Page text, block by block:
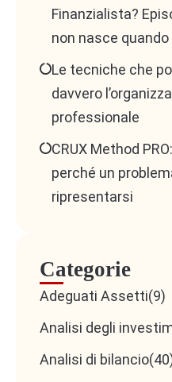
delle scritture
esercizio.
Fiscalità aggiornata
dirette e indirette,
sulle novità
Pratiche camerali
dimestichezza con
Infocamere,
consulenza
Saperleggere i
criticità e
Finanzialista?
non nasce
Le tecniche che
davvero
professionale
CRUX Method
perché un
ripresentarsi
Categorie
Adeguati Assetti(9)
Analisi degli
Analisi di bilancio